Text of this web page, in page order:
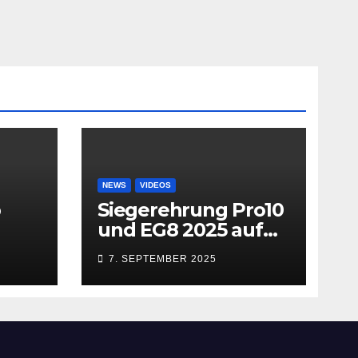
NEWS VIDEOS
Siegerehrung Pro10
und EG8 2025 auf
dem MACN
Zollhausring
7. SEPTEMBER 2025